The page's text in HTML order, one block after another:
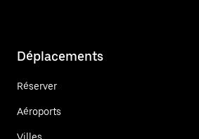
Déplacements
Réserver
Aéroports
Villes